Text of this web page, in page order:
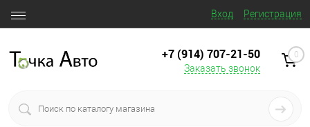
Вход Регистрация
+7 (914) 707‒21‒50
Заказать звонок
0